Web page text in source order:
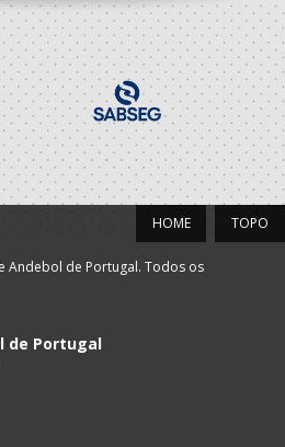
TOPO
HOME
Andebol de Portugal. Todos os
de Portugal